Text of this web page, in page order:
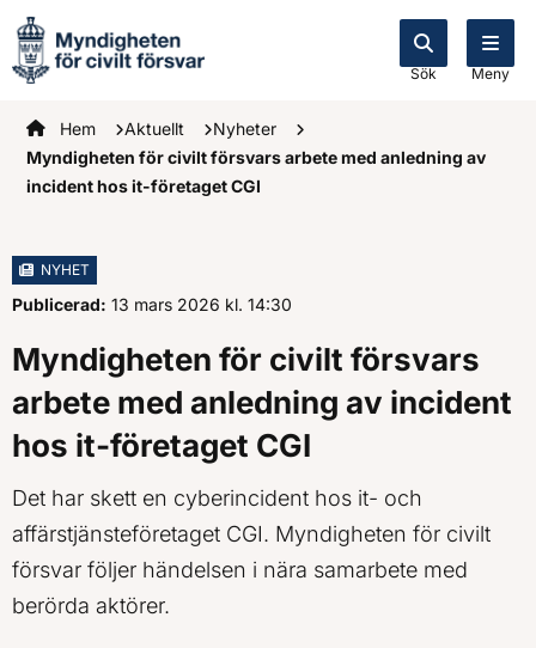
Sök Meny
Startsidan
Hem Aktuellt
Nyheter
Myndigheten för civilt försvars arbete med anledning av
incident hos it-företaget CGI
NYHET
Publicerad: 13 mars 2026 kl. , Klockan
14:30
Myndigheten för civilt försvars
arbete med anledning av incident
hos it-företaget CGI
Det har skett en cyberincident hos it- och
affärstjänsteföretaget CGI. Myndigheten för civilt
försvar följer händelsen i nära samarbete med
berörda aktörer.